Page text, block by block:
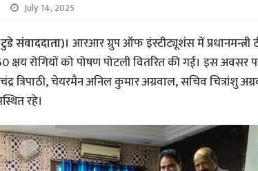
July 14, 2025
संवाददाता)। आरआर ग्रुप ऑफ इंस्टीट्यूशंस में प्रधानमन्त्री
क्षय रोगियों को पोषण पोटली वितरित की गई। इस अवसर
त्रिपाठी, चेयरमैन अनिल कुमार अग्रवाल, सचिव चित्रांशु
रहे।